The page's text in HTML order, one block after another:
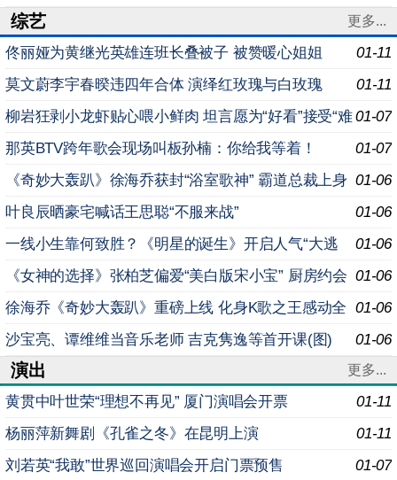
综艺 更多...
01-11
佟丽娅为黄继光英雄连班长叠被子 被赞暖心姐姐
01-11
莫文蔚李宇春暌违四年合体 演绎红玫瑰与白玫瑰
01-07
柳岩狂剥小龙虾贴心喂小鲜肉 坦言愿为“好看”接受“难
穿”
01-07
那英BTV跨年歌会现场叫板孙楠：你给我等着！
01-06
《奇妙大轰趴》徐海乔获封“浴室歌神” 霸道总裁上身
玩公主抱
01-06
叶良辰晒豪宅喊话王思聪“不服来战”
01-06
一线小生靠何致胜？《明星的诞生》开启人气“大逃
杀”
01-06
《女神的选择》张柏芝偏爱“美白版宋小宝” 厨房约会
被抢“男友”
01-06
徐海乔《奇妙大轰趴》重磅上线 化身K歌之王感动全
场
01-06
沙宝亮、谭维维当音乐老师 吉克隽逸等首开课(图)
演出 更多...
01-11
黄贯中叶世荣“理想不再见” 厦门演唱会开票
01-11
杨丽萍新舞剧《孔雀之冬》在昆明上演
01-07
刘若英“我敢”世界巡回演唱会开启门票预售